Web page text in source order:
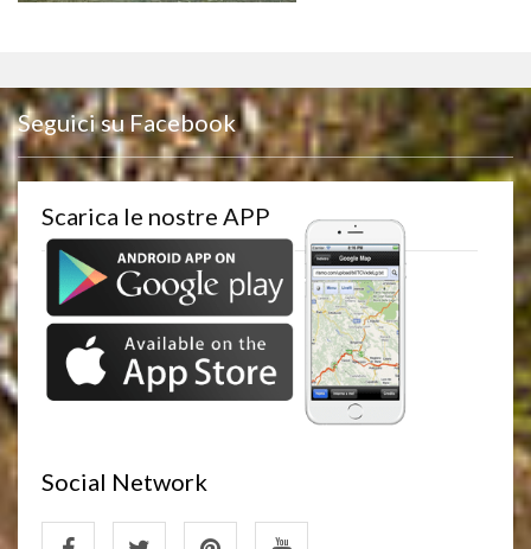
Seguici su Facebook
Scarica le nostre APP
Social Network